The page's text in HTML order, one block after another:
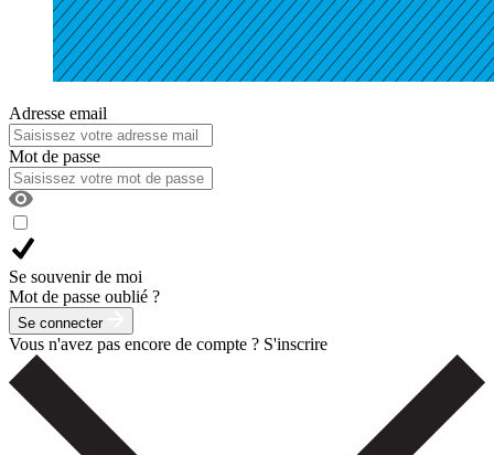
Adresse email
Mot de passe
Se souvenir de moi
Mot de passe oublié ?
Se connecter
Vous n'avez pas encore de compte ? S'inscrire